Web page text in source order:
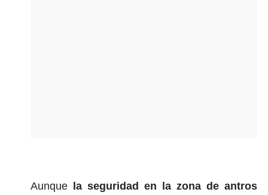
Aunque la seguridad en la zona de antros